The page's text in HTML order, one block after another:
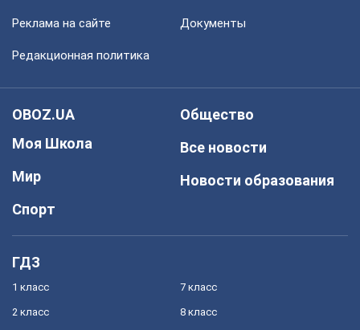
Реклама на сайте Документы
Редакционная политика
OBOZ.UA
Моя Школа
Мир
Спорт
Общество
Все новости
Новости образования
ГДЗ
1 класс
2 класс
7 класс
8 класс